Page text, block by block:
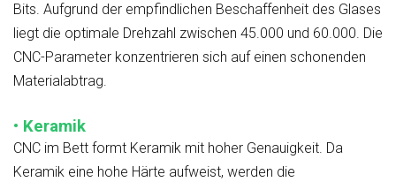
Bits. Aufgrund der empfindlichen Beschaffenheit des Glases
liegt die optimale Drehzahl zwischen 45.000 und 60.000. Die
CNC-Parameter konzentrieren sich auf einen schonenden
Materialabtrag.
• Keramik
CNC im Bett formt Keramik mit hoher Genauigkeit. Da
Keramik eine hohe Härte aufweist, werden die